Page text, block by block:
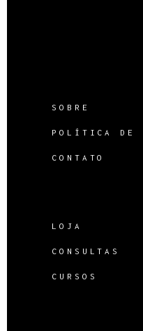
SOBRE
POLÍTICA DE
CONTATO
LOJA
CONSULTAS
CURSOS